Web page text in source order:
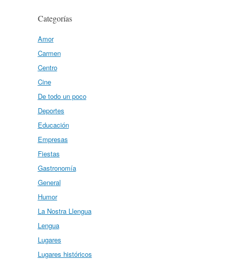
Categorías
Amor
Carmen
Centro
Cine
De todo un poco
Deportes
Educación
Empresas
Fiestas
Gastronomía
General
Humor
La Nostra Llengua
Lengua
Lugares
Lugares históricos